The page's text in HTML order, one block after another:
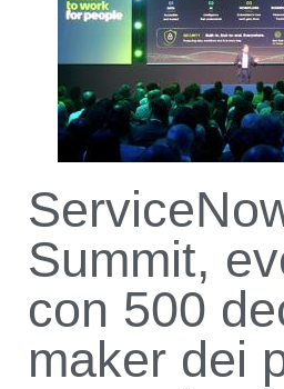
Summit,
con 500
maker dei